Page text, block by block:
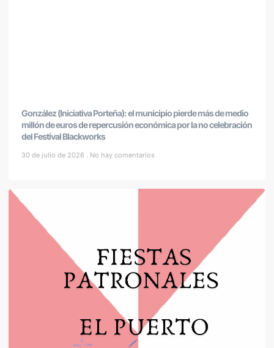
González (Iniciativa Porteña): el municipio pierde más de medio
millón de euros de repercusión económica por la no celebración
del Festival Blackworks
30 de julio de 2026 No hay comentarios